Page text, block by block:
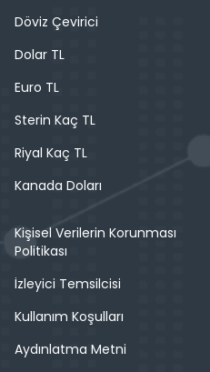
Döviz Çevirici
Dolar TL
Euro TL
Sterin Kaç TL
Riyal Kaç TL
Kanada Doları
Kişisel Verilerin Korunması
Politikası
İzleyici Temsilcisi
Kullanım Koşulları
Aydınlatma Metni